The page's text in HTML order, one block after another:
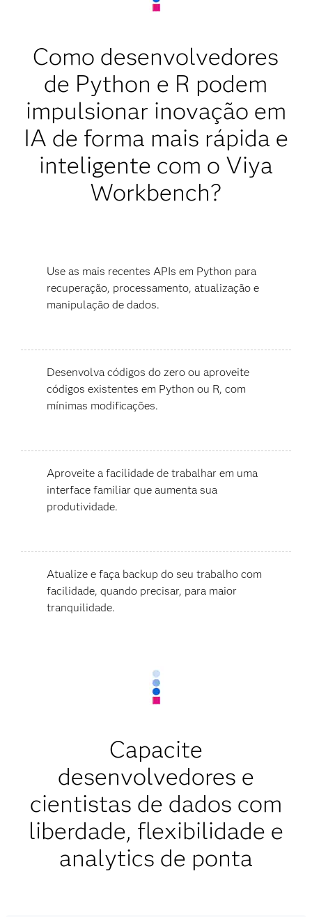
Como desenvolvedores
de Python e R podem
impulsionar inovação em
IA de forma mais rápida e
inteligente com o Viya
Workbench?
Use as mais recentes APIs em Python para
recuperação, processamento, atualização e
manipulação de dados.
Desenvolva códigos do zero ou aproveite
códigos existentes em Python ou R, com
mínimas modificações.
Aproveite a facilidade de trabalhar em uma
interface familiar que aumenta sua
produtividade.
Atualize e faça backup do seu trabalho com
facilidade, quando precisar, para maior
tranquilidade.
Capacite
desenvolvedores e
cientistas de dados com
liberdade, flexibilidade e
analytics de ponta